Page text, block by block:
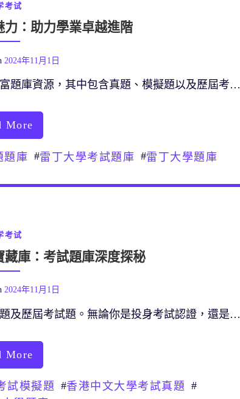
考试
：助力學業卓越進階
2024年11月1日
題庫資源，其中包含真題、模擬題以及歷屆考…
More
題庫 #雷丁大學考試題庫 #雷丁大學題庫
考试
藏庫：考試題庫深度探秘
2024年11月1日
及歷屆考試題。無論你是投身考試認證，還是…
More
試模擬題 #香港中文大學考試真題
#